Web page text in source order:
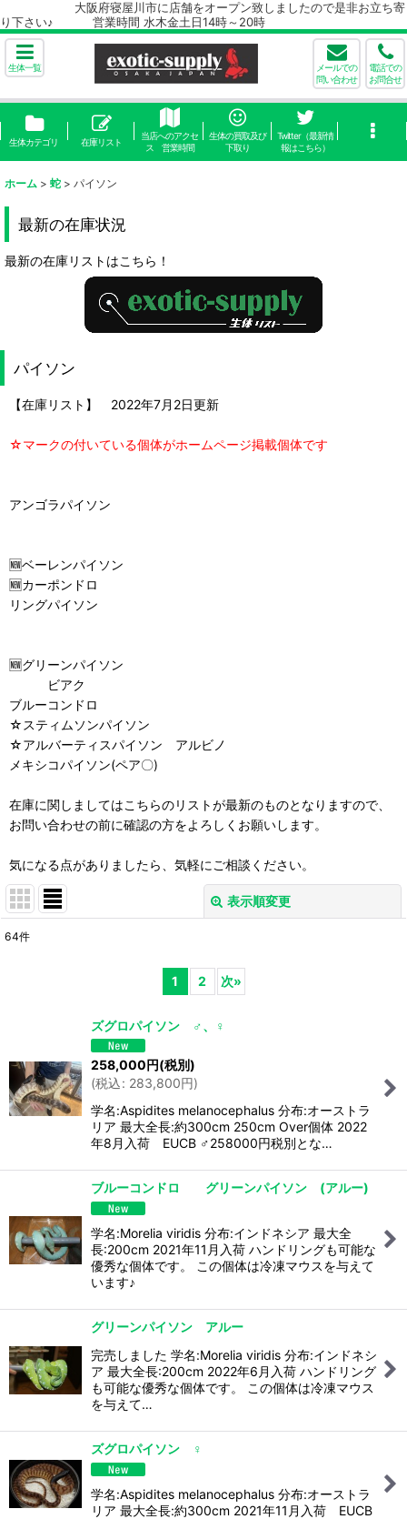
大阪府寝屋川市に店舗をオープン致しましたので是非お立ち寄
り下さい♪ 営業時間 水木金土日14時～20時
生体一覧
メールでの
問い合わせ
電話での
お問合せ
生体カテゴリ 在庫リスト
当店へのアクセ
ス 営業時間
生体の買取及び
下取り
Twitter（最新情
報はこちら）
ホーム > 蛇 > パイソン
最新の在庫状況
最新の在庫リストはこちら！
パイソン
【在庫リスト】 2022年7月2日更新
☆マークの付いている個体がホームページ掲載個体です
アンゴラパイソン
🆕ベーレンパイソン
🆕カーポンドロ
リングパイソン
🆕グリーンパイソン
ビアク
ブルーコンドロ
☆スティムソンパイソン
☆アルバーティスパイソン アルビノ
メキシコパイソン(ペア〇)
在庫に関しましてはこちらのリストが最新のものとなりますので、
お問い合わせの前に確認の方をよろしくお願いします。
気になる点がありましたら、気軽にご相談ください。
表示順変更
64件
1 2 次»
ズグロパイソン ♂、♀
258,000円(税別)
(税込: 283,800円)
学名:Aspidites melanocephalus 分布:オーストラ
リア 最大全長:約300cm 250cm Over個体 2022
年8月入荷 EUCB ♂258000円税別とな…
ブルーコンドロ グリーンパイソン (アルー)
学名:Morelia viridis 分布:インドネシア 最大全
長:200cm 2021年11月入荷 ハンドリングも可能な
優秀な個体です。 この個体は冷凍マウスを与えて
います♪
グリーンパイソン アルー
完売しました 学名:Morelia viridis 分布:インドネシ
ア 最大全長:200cm 2022年6月入荷 ハンドリング
も可能な優秀な個体です。 この個体は冷凍マウス
を与えて…
ズグロパイソン ♀
学名:Aspidites melanocephalus 分布:オーストラ
リア 最大全長:約300cm 2021年11月入荷 EUCB